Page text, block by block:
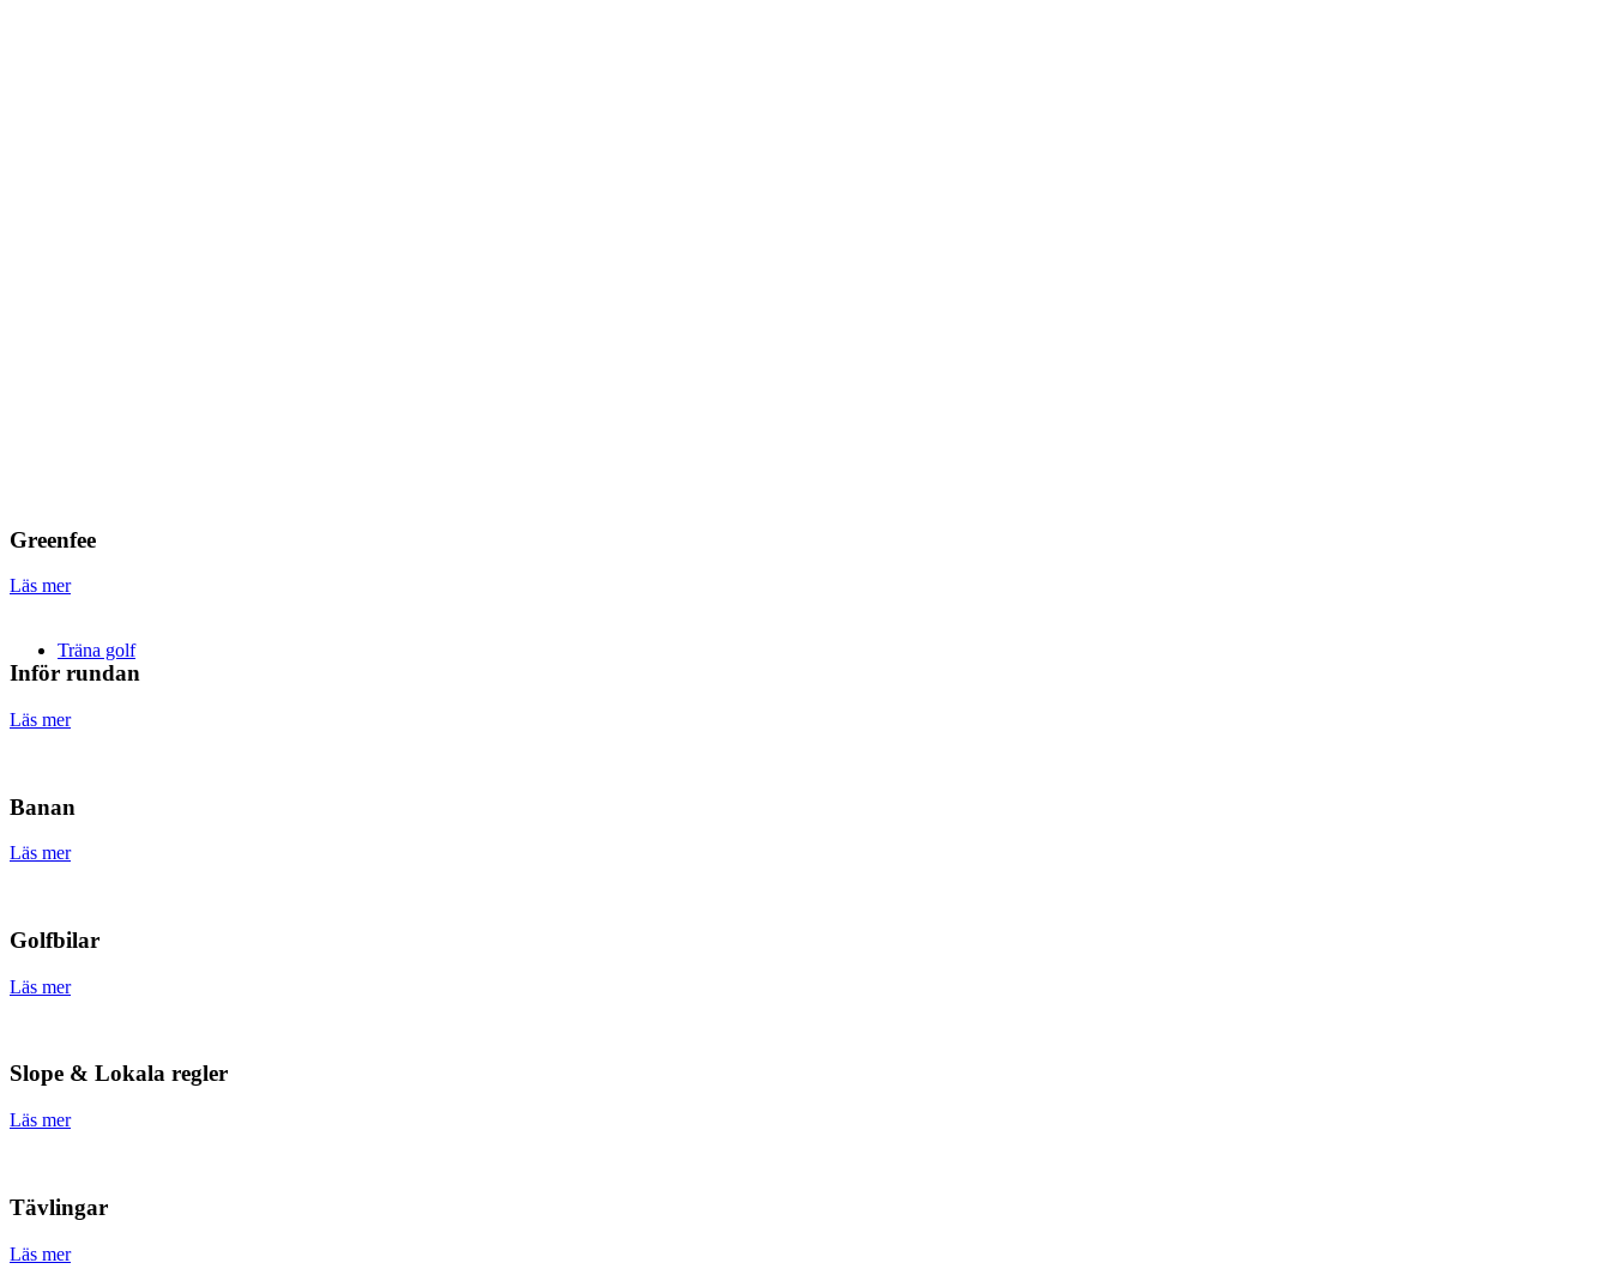
Träna golf
Greenfee
Läs mer
Inför rundan
Läs mer
Banan
Läs mer
Golfbilar
Läs mer
Slope & Lokala regler
Läs mer
Tävlingar
Läs mer